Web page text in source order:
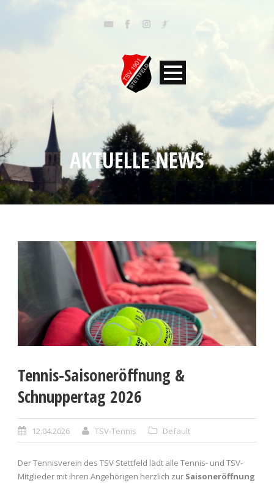
AKTUELLE NEWS
Tennis-Saisoneröffnung &
Schnuppertag 2026
12.04.2026 TSV-Tennis Default
Der Tennisverein des TSV Stettfeld lädt alle Tennis- und TSV-
Mitglieder mit ihren Angehörigen herzlich zur Saisoneröffnung